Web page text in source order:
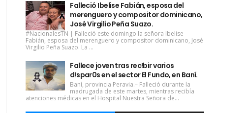
Falleció Ibelise Fabián, esposa del
merenguero y compositor dominicano,
José Virgilio Peña Suazo.
#NacionalesTN | Falleció este domingo la señora Ibelise
Fabián, esposa del merenguero y compositor dominicano, José
Virgilio Peña Suazo. La ...
Fallece joven tras rec!bir varios
d!spar0s en el sector El Fundo, en Baní.
Baní, provincia Peravia.– Falleció durante la
madrugada de este martes, mientras recibía
atenciones médicas en el Hospital Nuestra Señora de...